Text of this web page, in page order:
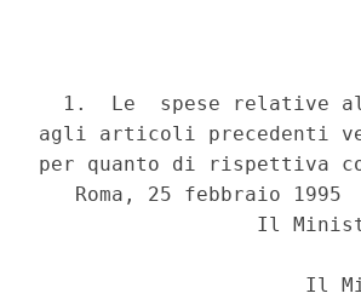
1.  Le  spese relative
agli articoli precedenti
per quanto di rispettiva
   Roma, 25 febbraio 1995
Il
Il